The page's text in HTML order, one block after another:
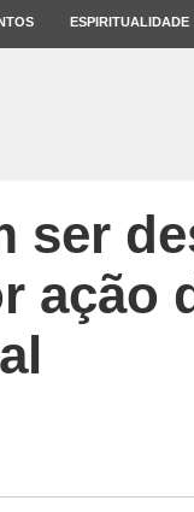
ESPIRITUALIDADE
ser
ação